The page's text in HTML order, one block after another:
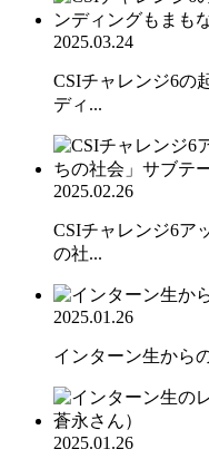
2025.03.24
CSIチャレンジ6の
ディ...
2025.02.26
CSIチャレンジ6ア
の社...
2025.01.26
インターン生から
2025.01.26